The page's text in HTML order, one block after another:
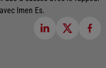
Imen Es.